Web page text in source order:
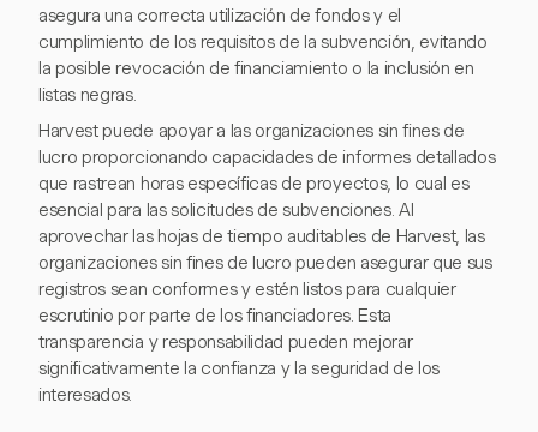
asegura una correcta utilización de fondos y el
cumplimiento de los requisitos de la subvención, evitando
la posible revocación de financiamiento o la inclusión en
listas negras.
Harvest puede apoyar a las organizaciones sin fines de
lucro proporcionando capacidades de informes detallados
que rastrean horas específicas de proyectos, lo cual es
esencial para las solicitudes de subvenciones. Al
aprovechar las hojas de tiempo auditables de Harvest, las
organizaciones sin fines de lucro pueden asegurar que sus
registros sean conformes y estén listos para cualquier
escrutinio por parte de los financiadores. Esta
transparencia y responsabilidad pueden mejorar
significativamente la confianza y la seguridad de los
interesados.